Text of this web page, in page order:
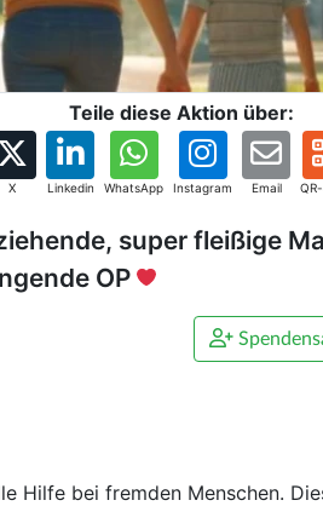
Teile diese Aktion über:
X Linkedin WhatsApp Instagram Email
super fleißige
OP
Hilfe bei fremden Menschen.